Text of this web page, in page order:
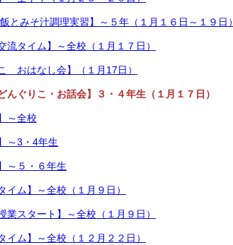
飯とみそ汁調理実習】～５年（１月１６日～１９日）
流タイム】～全校（１月１７日）
おはなし会】（１月17日）
んぐりこ・お話会】３・４年生（１月１７日）
～全校
～3・4年生
～５・６年生
イム】～全校（１月９日）
業スタート】～全校（１月９日）
イム】～全校（１２月２２日）